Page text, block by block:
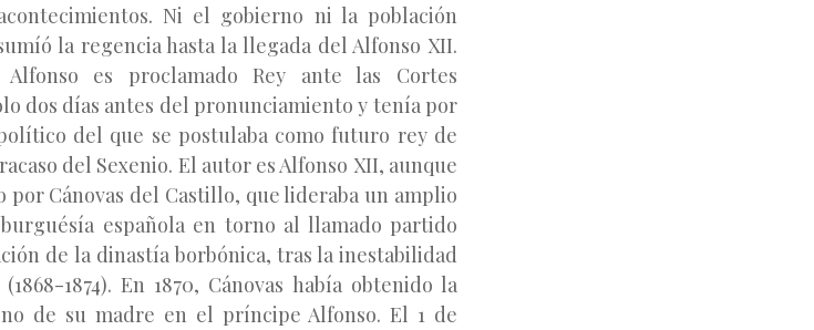
Ni el gobierno ni la población
la regencia hasta la llegada del Alfonso XII.
es proclamado Rey ante las Cortes
dos días antes del pronunciamiento y tenía por
del que se postulaba como futuro rey de
del Sexenio. El autor es Alfonso XII, aunque
Cánovas del Castillo, que lideraba un amplio
española en torno al llamado partido
de la dinastía borbónica, tras la inestabilidad
1874). En 1870, Cánovas había obtenido la
de su madre en el príncipe Alfonso. El 1 de